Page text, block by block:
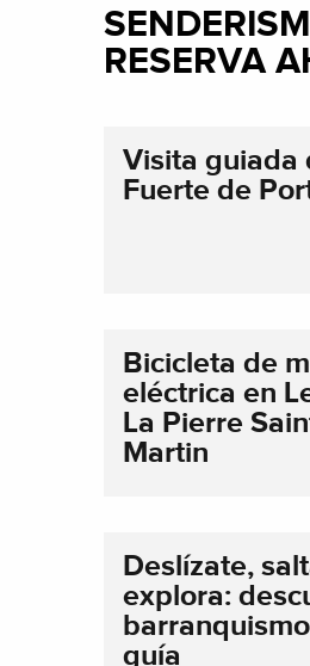
RESERVA
Visita guiada
Fuerte de
Bicicleta de
eléctrica en
La Pierre
Martin
Deslízate,
explora:
guía